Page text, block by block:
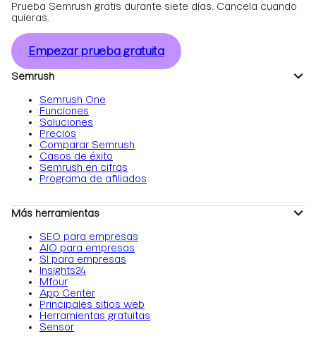
Prueba Semrush gratis durante siete días. Cancela cuando
quieras.
Empezar prueba gratuita
Semrush
Semrush One
Funciones
Soluciones
Precios
Comparar Semrush
Casos de éxito
Semrush en cifras
Programa de afiliados
Más herramientas
SEO para empresas
AIO para empresas
SI para empresas
Insights24
Mfour
App Center
Principales sitios web
Herramientas gratuitas
Sensor